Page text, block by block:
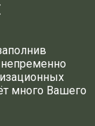
много Вашего